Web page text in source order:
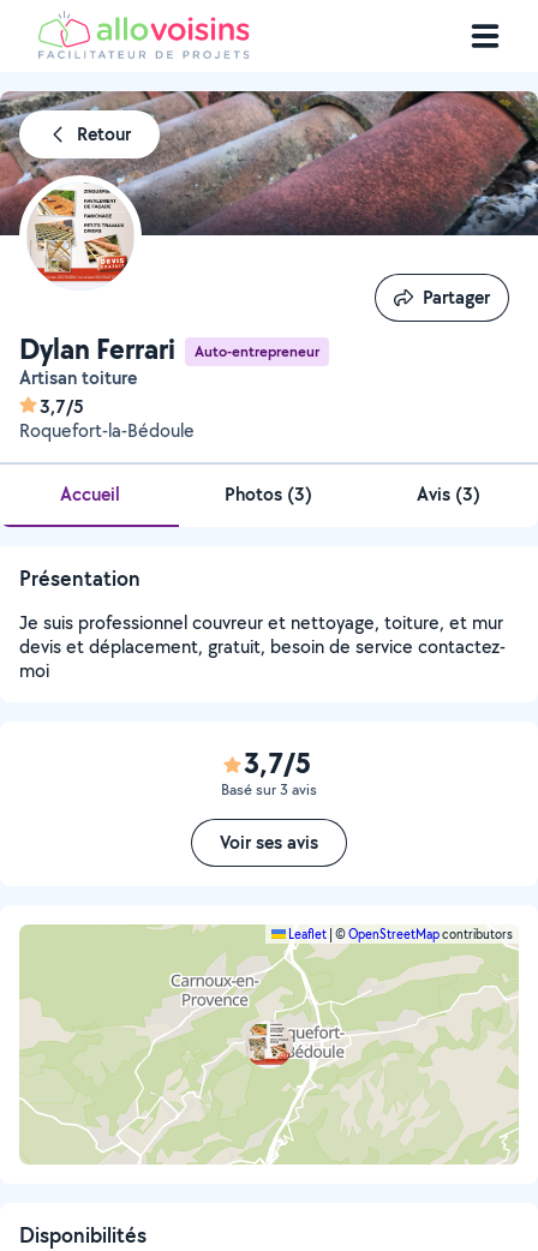
Retour
Dylan Ferrari Auto-entrepreneur
Artisan toiture
3,7/5
Roquefort-la-Bédoule
Partager
Partager
Accueil Photos (3) Avis (3)
Présentation
Je suis professionnel couvreur et nettoyage, toiture, et mur
devis et déplacement, gratuit, besoin de service contactez-
moi
3,7/5
Basé sur 3 avis
Voir ses avis
Leaflet ©OpenStreetMapcontributors
Disponibilités